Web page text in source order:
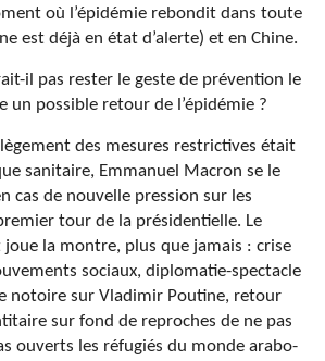
où l’épidémie rebondit dans toute
est déjà en état d’alerte) et en Chine.
il pas rester le geste de prévention le
un possible retour de l’épidémie ?
des mesures restrictives était
sanitaire, Emmanuel Macron se le
cas de nouvelle pression sur les
tour de la présidentielle. Le
la montre, plus que jamais : crise
sociaux, diplomatie-spectacle
notoire sur Vladimir Poutine, retour
sur fond de reproches de ne pas
ouverts les réfugiés du monde arabo-